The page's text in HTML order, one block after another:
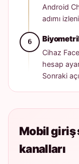
Android
adımı
Cihaz
hesap
Sonraki
Mobil giriş
kanalları